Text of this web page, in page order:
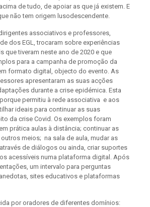
de tudo, de apoiar as que já existem. E
não tem origem lusodescendente.
associativos e professores,
dos EGL, trocaram sobre experiências
que tiveram neste ano de 2020 e que
para a campanha de promoção da
formato digital, objecto do evento. As
apresentaram as suas acções
durante a crise epidémica. Esta
permitiu à rede associativa e aos
ideais para continuar as suas
da crise Covid. Os exemplos foram
prática aulas à distância; continuar as
meios; na sala de aula, mudar as
de diálogos ou ainda, criar suportes
acessíveis numa plataforma digital. Após
um intervalo para perguntas
sites educativos e plataformas
por oradores de diferentes domínios: